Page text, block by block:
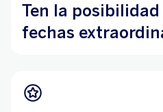
Ten la
fechas